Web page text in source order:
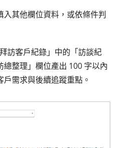
其他欄位資料，或依條件判
訪客戶紀錄」中的「訪談紀
整理」欄位產出 100 字以內
需求與後續追蹤重點。